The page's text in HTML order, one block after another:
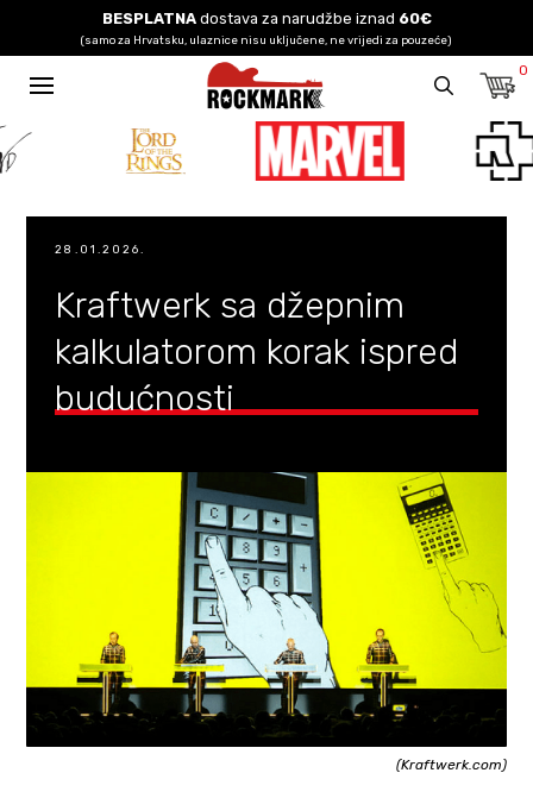
BESPLATNAdostava za narudžbe iznad 60€
(samo za Hrvatsku, ulaznice nisu uključene, ne vrijedi za pouzeće)
0
28.01.2026.
Kraftwerk sa džepnim
kalkulatorom korak ispred
budućnosti
(Kraftwerk.com)